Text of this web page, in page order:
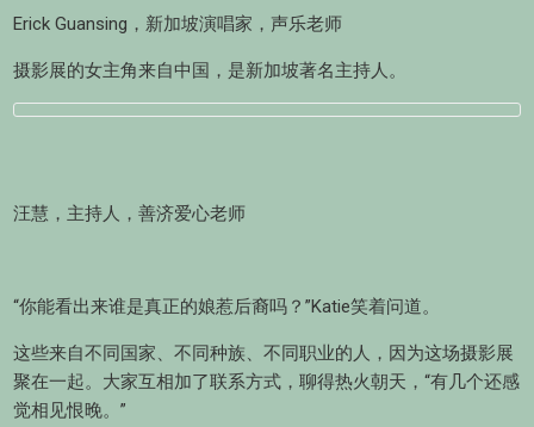
Erick Guansing，新加坡演唱家，声乐老师
摄影展的女主角来自中国，是新加坡著名主持人。
汪慧，主持人，善济爱心老师
“你能看出来谁是真正的娘惹后裔吗？”Katie笑着问道。
这些来自不同国家、不同种族、不同职业的人，因为这场摄影展
聚在一起。大家互相加了联系方式，聊得热火朝天，“有几个还感
觉相见恨晚。”